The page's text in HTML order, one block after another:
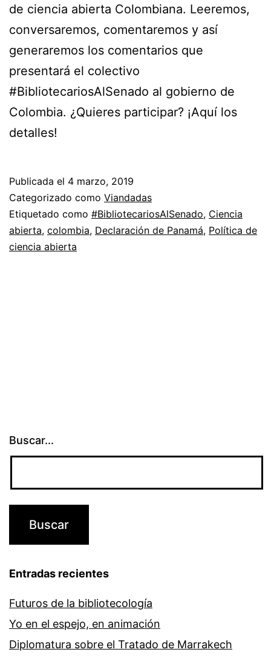
de ciencia abierta Colombiana. Leeremos,
conversaremos, comentaremos y así
generaremos los comentarios que
presentará el colectivo
#BibliotecariosAlSenado al gobierno de
Colombia. ¿Quieres participar? ¡Aquí los
detalles!
Publicada el 4 marzo, 2019
Categorizado como Viandadas
Etiquetado como #BibliotecariosAlSenado, Ciencia
abierta, colombia, Declaración de Panamá, Política de
ciencia abierta
Buscar...
Entradas recientes
Futuros de la bibliotecología
Yo en el espejo, en animación
Diplomatura sobre el Tratado de Marrakech